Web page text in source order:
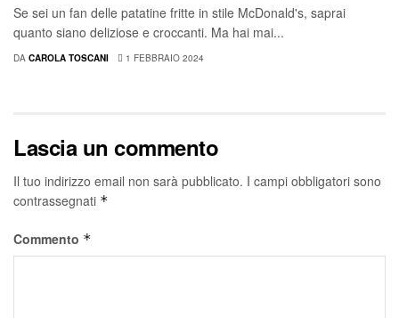
Se sei un fan delle patatine fritte in stile McDonald's, saprai
quanto siano deliziose e croccanti. Ma hai mai...
DA CAROLA TOSCANI 1 FEBBRAIO 2024
Lascia un commento
Il tuo indirizzo email non sarà pubblicato. I campi obbligatori sono
contrassegnati *
Commento *